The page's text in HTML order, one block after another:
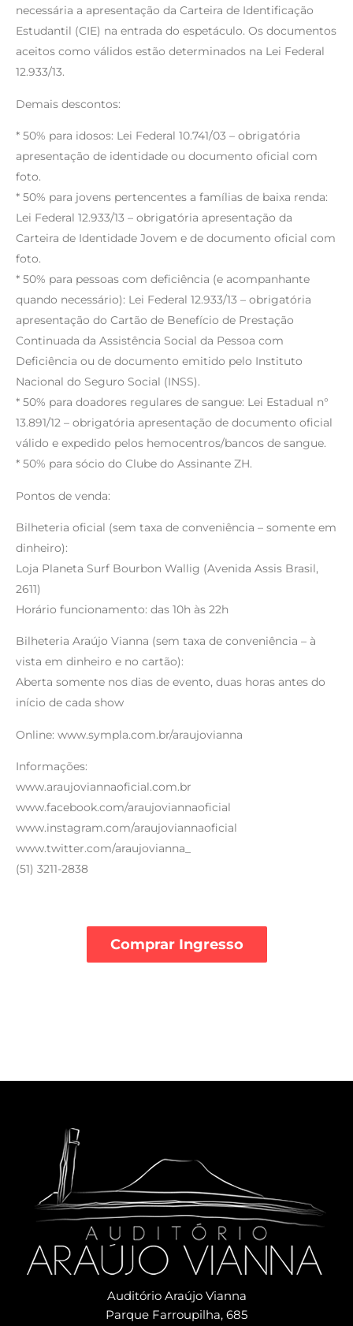
necessária a apresentação da Carteira de Identificação
Estudantil (CIE) na entrada do espetáculo. Os documentos
aceitos como válidos estão determinados na Lei Federal
12.933/13.
Demais descontos:
* 50% para idosos: Lei Federal 10.741/03 – obrigatória
apresentação de identidade ou documento oficial com
foto.
* 50% para jovens pertencentes a famílias de baixa renda:
Lei Federal 12.933/13 – obrigatória apresentação da
Carteira de Identidade Jovem e de documento oficial com
foto.
* 50% para pessoas com deficiência (e acompanhante
quando necessário): Lei Federal 12.933/13 – obrigatória
apresentação do Cartão de Benefício de Prestação
Continuada da Assistência Social da Pessoa com
Deficiência ou de documento emitido pelo Instituto
Nacional do Seguro Social (INSS).
* 50% para doadores regulares de sangue: Lei Estadual n°
13.891/12 – obrigatória apresentação de documento oficial
válido e expedido pelos hemocentros/bancos de sangue.
* 50% para sócio do Clube do Assinante ZH.
Pontos de venda:
Bilheteria oficial (sem taxa de conveniência – somente em
dinheiro):
Loja Planeta Surf Bourbon Wallig (Avenida Assis Brasil,
2611)
Horário funcionamento: das 10h às 22h
Bilheteria Araújo Vianna (sem taxa de conveniência – à
vista em dinheiro e no cartão):
Aberta somente nos dias de evento, duas horas antes do
início de cada show
Online: www.sympla.com.br/araujovianna
Informações:
www.araujoviannaoficial.com.br
www.facebook.com/araujoviannaoficial
www.instagram.com/araujoviannaoficial
www.twitter.com/araujovianna_
(51) 3211-2838
Comprar Ingresso
Auditório Araújo Vianna
Parque Farroupilha, 685